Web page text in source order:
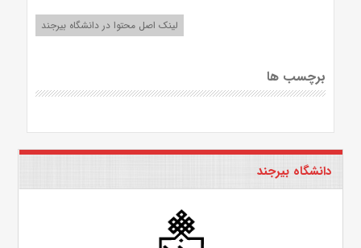
لینک اصل محتوا در دانشگاه بیرجند
برچسب ها
دانشگاه بیرجند